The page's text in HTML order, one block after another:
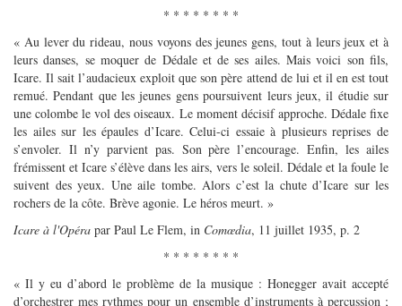
* * * * * * * *
« Au lever du rideau, nous voyons des jeunes gens, tout à leurs jeux et à
leurs danses, se moquer de Dédale et de ses ailes. Mais voici son fils,
Icare. Il sait l’audacieux exploit que son père attend de lui et il en est tout
remué. Pendant que les jeunes gens poursuivent leurs jeux, il étudie sur
une colombe le vol des oiseaux. Le moment décisif approche. Dédale fixe
les ailes sur les épaules d’Icare. Celui-ci essaie à plusieurs reprises de
s’envoler. Il n’y parvient pas. Son père l’encourage. Enfin, les ailes
frémissent et Icare s’élève dans les airs, vers le soleil. Dédale et la foule le
suivent des yeux. Une aile tombe. Alors c’est la chute d’Icare sur les
rochers de la côte. Brève agonie. Le héros meurt. »
Icare à l'Opéra par Paul Le Flem, in Comœdia, 11 juillet 1935, p. 2
* * * * * * * *
« Il y eu d’abord le problème de la musique : Honegger avait accepté
d’orchestrer mes rythmes pour un ensemble d’instruments à percussion ;